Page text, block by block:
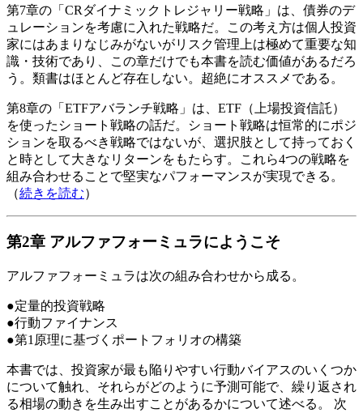
第7章の「CRダイナミックトレジャリー戦略」は、債券のデ
ュレーションを考慮に入れた戦略だ。この考え方は個人投資
家にはあまりなじみがないがリスク管理上は極めて重要な知
識・技術であり、この章だけでも本書を読む価値があるだろ
う。類書はほとんど存在しない。超絶にオススメである。
第8章の「ETFアバランチ戦略」は、ETF（上場投資信託）
を使ったショート戦略の話だ。ショート戦略は恒常的にポジ
ションを取るべき戦略ではないが、選択肢として持っておく
と時として大きなリターンをもたらす。これら4つの戦略を
組み合わせることで堅実なパフォーマンスが実現できる。
（続きを読む）
第2章 アルファフォーミュラにようこそ
アルファフォーミュラは次の組み合わせから成る。
●定量的投資戦略
●行動ファイナンス
●第1原理に基づくポートフォリオの構築
本書では、投資家が最も陥りやすい行動バイアスのいくつか
について触れ、それらがどのように予測可能で、繰り返され
る相場の動きを生み出すことがあるかについて述べる。 次